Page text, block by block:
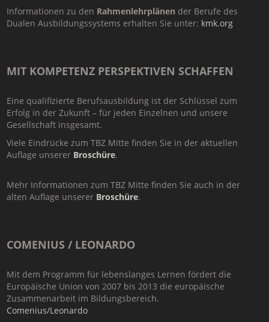
Informationen zu den Rahmenlehrplänen der Berufe des
Dualen Ausbildungssystems erhalten Sie unter: kmk.org
MIT KOMPETENZ PERSPEKTIVEN SCHAFFEN
Eine qualifizierte Berufsausbildung ist der Schlüssel zum
Erfolg in der Zukunft – für jeden Einzelnen und unsere
Gesellschaft insgesamt.
Viele Eindrücke zum TBZ Mitte finden Sie in der aktuellen
Auflage unserer Broschüre.
Mehr Informationen zum TBZ Mitte finden Sie auch in der
alten Auflage unserer Broschüre.
COMENIUS / LEONARDO
Mit dem Programm für lebenslanges Lernen fördert die
Europäische Union von 2007 bis 2013 die europäische
Zusammenarbeit im Bildungsbereich.
Comenius/Leonardo